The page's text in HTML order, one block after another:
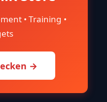
• Training •
→